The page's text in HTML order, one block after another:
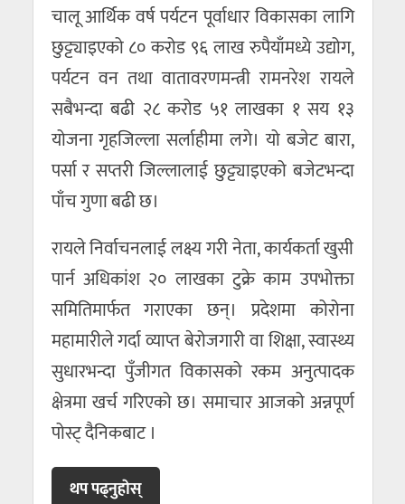
चालू आर्थिक वर्ष पर्यटन पूर्वाधार विकासका लागि
छुट्ट्याइएको ८० करोड ९६ लाख रुपैयाँमध्ये उद्योग,
पर्यटन वन तथा वातावरणमन्त्री रामनरेश रायले
सबैभन्दा बढी २८ करोड ५१ लाखका १ सय १३
योजना गृहजिल्ला सर्लाहीमा लगे। यो बजेट बारा,
पर्सा र सप्तरी जिल्लालाई छुट्ट्याइएको बजेटभन्दा
पाँच गुणा बढी छ।
रायले निर्वाचनलाई लक्ष्य गरी नेता, कार्यकर्ता खुसी
पार्न अधिकांश २० लाखका टुक्रे काम उपभोक्ता
समितिमार्फत गराएका छन्। प्रदेशमा कोरोना
महामारीले गर्दा व्याप्त बेरोजगारी वा शिक्षा, स्वास्थ्य
सुधारभन्दा पुँजीगत विकासको रकम अनुत्पादक
क्षेत्रमा खर्च गरिएको छ। समाचार आजको अन्नपूर्ण
पोस्ट् दैनिकबाट ।
थप पढ्नुहाेस्